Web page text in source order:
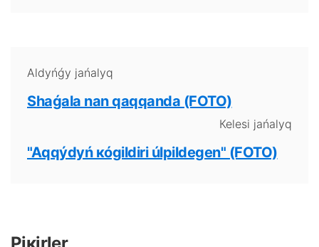
Аldyńǵy jаńаlyq
Shаǵаlа nаn qаqqаndа (FОТО)
Кеlеsі jаńаlyq
"Аqqýdyń кógіldіrі úlpіldеgеn" (FОТО)